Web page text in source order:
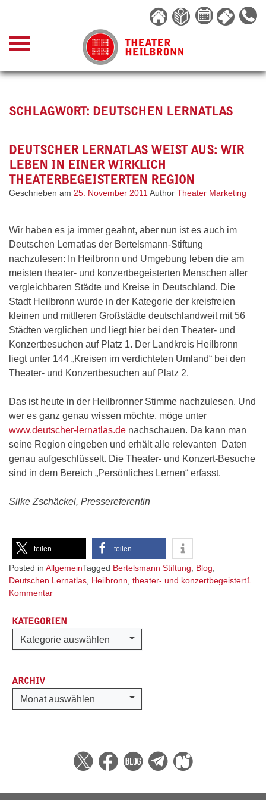
content
SCHLAGWORT: DEUTSCHEN LERNATLAS
DEUTSCHER LERNATLAS WEIST AUS: WIR
LEBEN IN EINER WIRKLICH
THEATERBEGEISTERTEN REGION
Geschrieben am 25. November 2011 Author Theater Marketing
Wir haben es ja immer geahnt, aber nun ist es auch im
Deutschen Lernatlas der Bertelsmann-Stiftung
nachzulesen: In Heilbronn und Umgebung leben die am
meisten theater- und konzertbegeisterten Menschen aller
vergleichbaren Städte und Kreise in Deutschland. Die
Stadt Heilbronn wurde in der Kategorie der kreisfreien
kleinen und mittleren Großstädte deutschlandweit mit 56
Städten verglichen und liegt hier bei den Theater- und
Konzertbesuchen auf Platz 1. Der Landkreis Heilbronn
liegt unter 144 „Kreisen im verdichteten Umland“ bei den
Theater- und Konzertbesuchen auf Platz 2.
Das ist heute in der Heilbronner Stimme nachzulesen. Und
wer es ganz genau wissen möchte, möge unter
www.deutscher-lernatlas.de nachschauen. Da kann man
seine Region eingeben und erhält alle relevanten Daten
genau aufgeschlüsselt. Die Theater- und Konzert-Besuche
sind in dem Bereich „Persönliches Lernen“ erfasst.
Silke Zschäckel, Pressereferentin
teilen teilen
Posted in AllgemeinTagged Bertelsmann Stiftung Blog
Deutschen Lernatlas Heilbronn theater- und konzertbegeistert1
Kommentarzu
Lernatlas
weist
aus:
einer
wirklich
KATEGORIEN
Kategorien
Kategorie auswählen
ARCHIV
Archiv
Monat auswählen